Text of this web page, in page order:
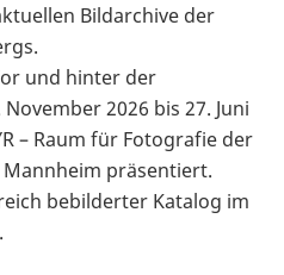
Bildarchive der
und hinter der
2026 bis 27. Juni
– Raum für Fotografie der
Mannheim präsentiert.
bebilderter Katalog im